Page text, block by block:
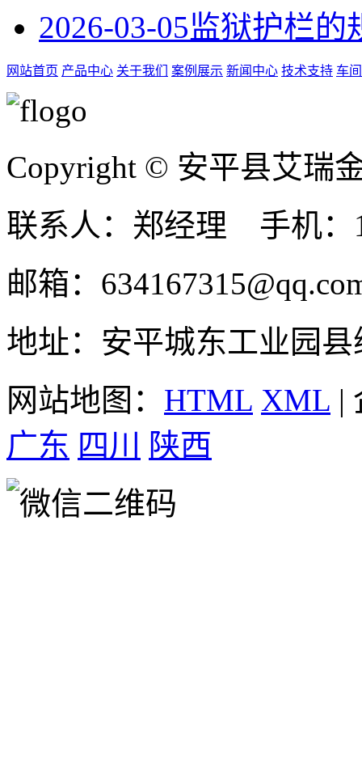
2026-03-05监狱护栏的
网站首页 产品中心 关于我们 案例展示 新闻中心 技术支持 车
Copyright © 安平县艾瑞
联系人：郑经理 手机：
邮箱：
地址：安平城东工业园县
网站地图： HTML XML |
广东 四川 陕西